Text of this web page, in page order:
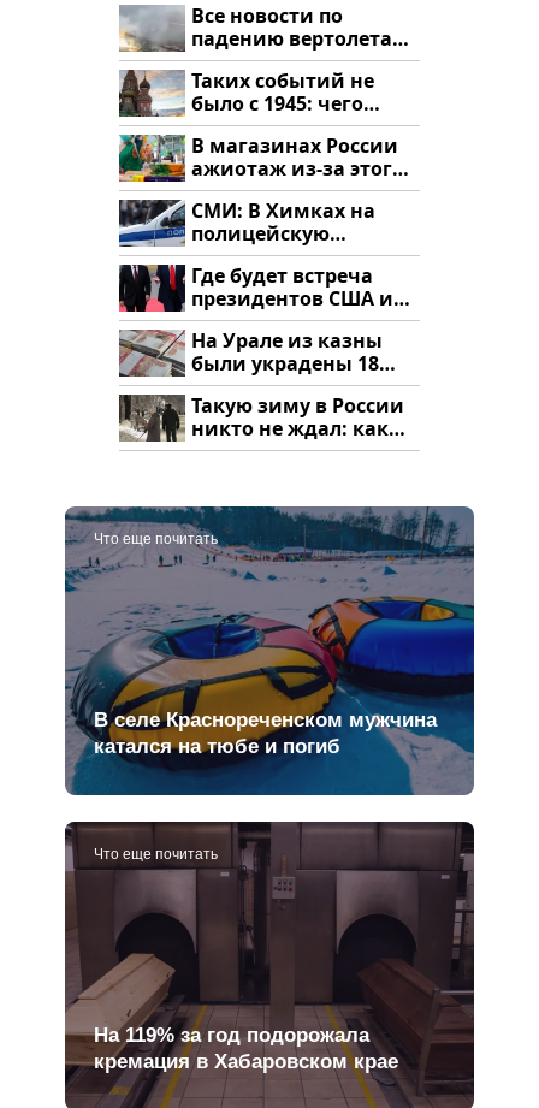
Все новости по
падению вертолета
на Кавказе: читать
здесь
Таких событий не
было с 1945: чего
ждать всем нам?
В магазинах России
ажиотаж из-за этого
продукта: что купить?
СМИ: В Химках на
полицейскую
машину напали и
подожгли.
Где будет встреча
президентов США и
России: Европа?
На Урале из казны
были украдены 18
миллионов рублей
Такую зиму в России
никто не ждал: как
так?!
Что еще почитать
В селе Краснореченском мужчина
катался на тюбе и погиб
Что еще почитать
На 119% за год подорожала
кремация в Хабаровском крае